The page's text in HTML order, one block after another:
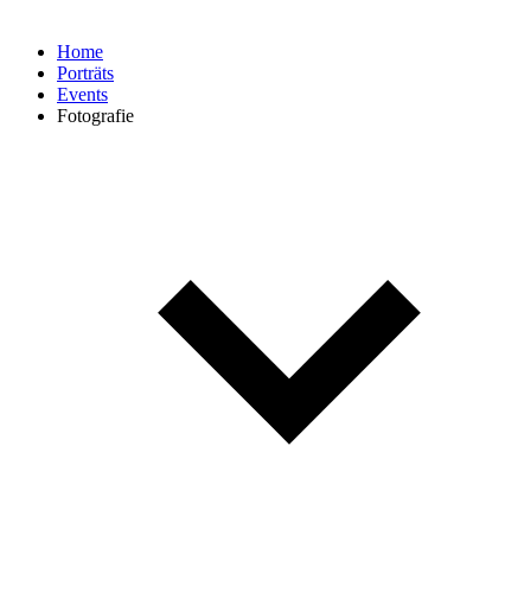
Home
Porträts
Events
Fotografie